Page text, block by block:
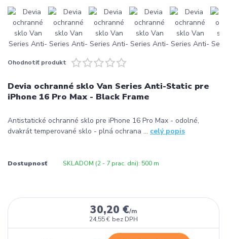
Ohodnotiť produkt
Devia ochranné sklo Van Series Anti-Static pre
iPhone 16 Pro Max - Black Frame
Antistatické ochranné sklo pre iPhone 16 Pro Max - odolné,
dvakrát temperované sklo - plná ochrana ... celý popis
Dostupnosť SKLADOM (2 - 7 prac. dni): 500 m
30,20 €/m
24,55 € bez DPH